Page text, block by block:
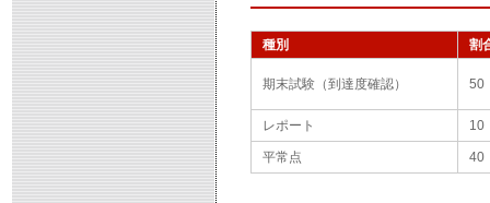
種別 割
期末試験（到達度確認） 50
レポート 10
平常点 40